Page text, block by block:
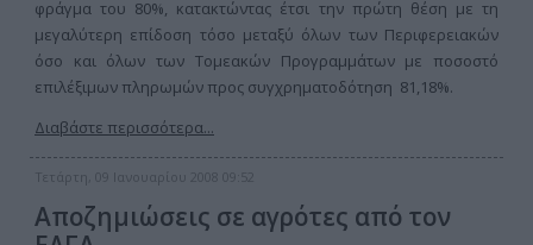
φράγμα του 80%, κατακτώντας έτσι την πρώτη θέση με τη
μεγαλύτερη επίδοση τόσο μεταξύ όλων των Περιφερειακών
όσο και όλων των Τομεακών Προγραμμάτων με ποσοστό
επιλέξιμων πληρωμών προς συγχρηματοδότηση 81,18%.
Διαβάστε περισσότερα...
Τετάρτη, 09 Ιανουαρίου 2008 09:52
Αποζημιώσεις σε αγρότες από τον